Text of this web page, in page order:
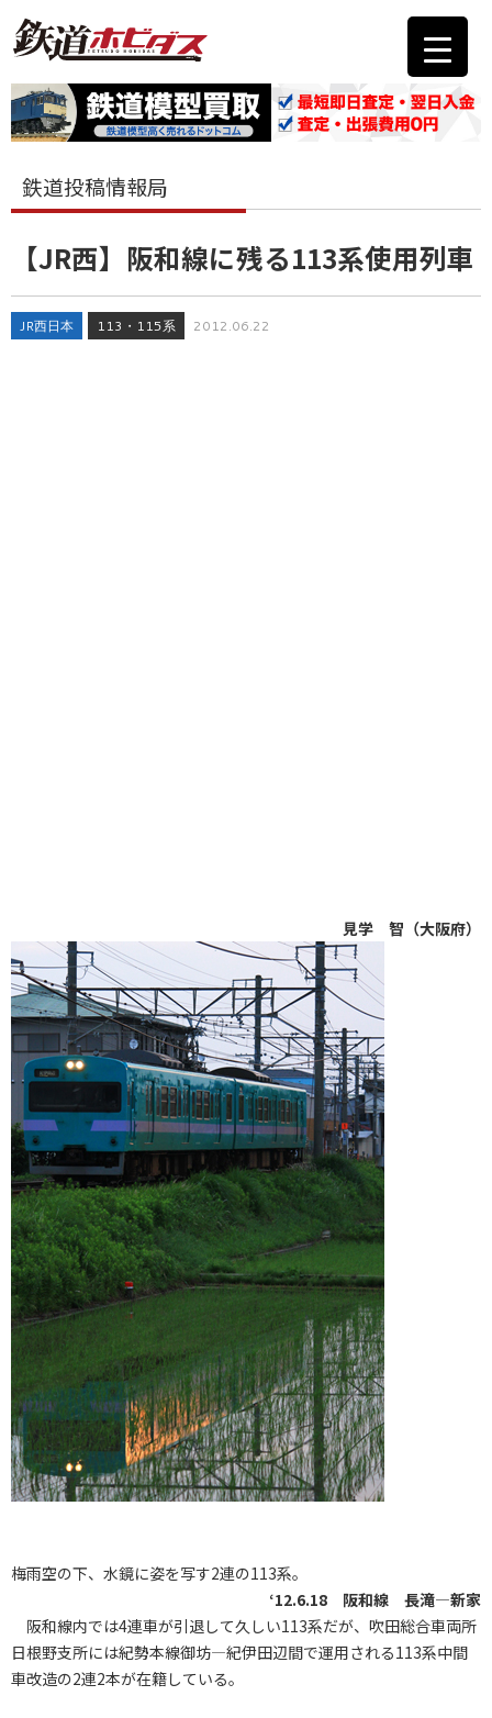
鉄道投稿情報局
【JR西】阪和線に残る113系使用列車
JR西日本 113・115系 2012.06.22
見学 智（大阪府）
梅雨空の下、水鏡に姿を写す2連の113系。
‘12.6.18 阪和線 長滝―新家
阪和線内では4連車が引退して久しい113系だが、吹田総合車両所
日根野支所には紀勢本線御坊―紀伊田辺間で運用される113系中間
車改造の2連2本が在籍している。